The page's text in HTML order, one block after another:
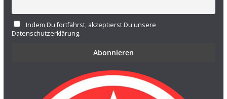
Indem Du fortfährst, akzeptierst Du unsere
Datenschutzerklärung.